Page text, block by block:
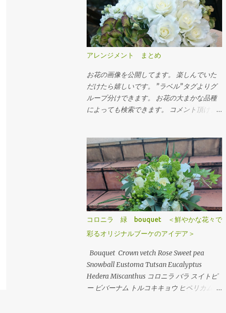
アレンジメント まとめ
お花の画像を公開してます。 楽しんでいた
だけたら嬉しいです。 ”ラベル”タグよりグ
ループ分けできます。 お花の大まかな品種
によっても検索できます。 コメント頂けま
Hydrangea バラ（ティネケ） ストック アジ
サイ Arrangement Tulips Cherry tree
Carnation Viburnum Buprenium チューリッ
プ サクラコマチ カーネーション ガマズミ ブ
プレニウム Arrangement Oriental-Hybrids
Lithianus Anthrum Buprenium Japanese
andromeda Alchemilla オリエンタルユリ
（シベリア） リシアンサス アンスリューム
ブプレニウム アセビ アルケミラ
Arrangement Tulips Sweet pea Carnation
Hypericum Green bell Pink Jasmine Leather
fan チューリップ スイトピー カーネーショ
ン ヒペリカム グリーンベル ハゴロモジャス
コロニラ 緑 bouquet ＜鮮やかな花々で
彩るオリジナルブーケのアイデア＞
Bouquet Crown vetch Rose Sweet pea
Snowball Eustoma Tutsan Eucalyptus
Hedera Miscanthus コロニラ バラ スイトピ
ー ビバーナム トルコキキョウ ヒペリカム ユ